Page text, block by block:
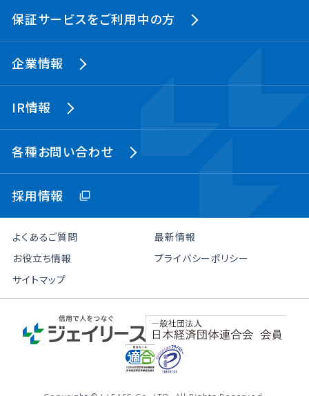
保証サービスをご利用中の方
企業情報
IR情報
各種お問い合わせ
採用情報
よくあるご質問
最新情報
お役立ち情報
プライバシーポリシー
サイトマップ